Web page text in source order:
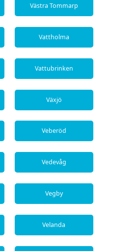
Västra Tommarp
Vattholma
Vattubrinken
Växjö
Veberöd
Vedevåg
Vegby
Velanda